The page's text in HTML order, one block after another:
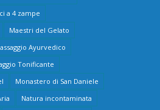
a 4 zampe
Maestri del Gelato
Ayurvedico
Tonificante
Monastero di San Daniele
Natura incontaminata